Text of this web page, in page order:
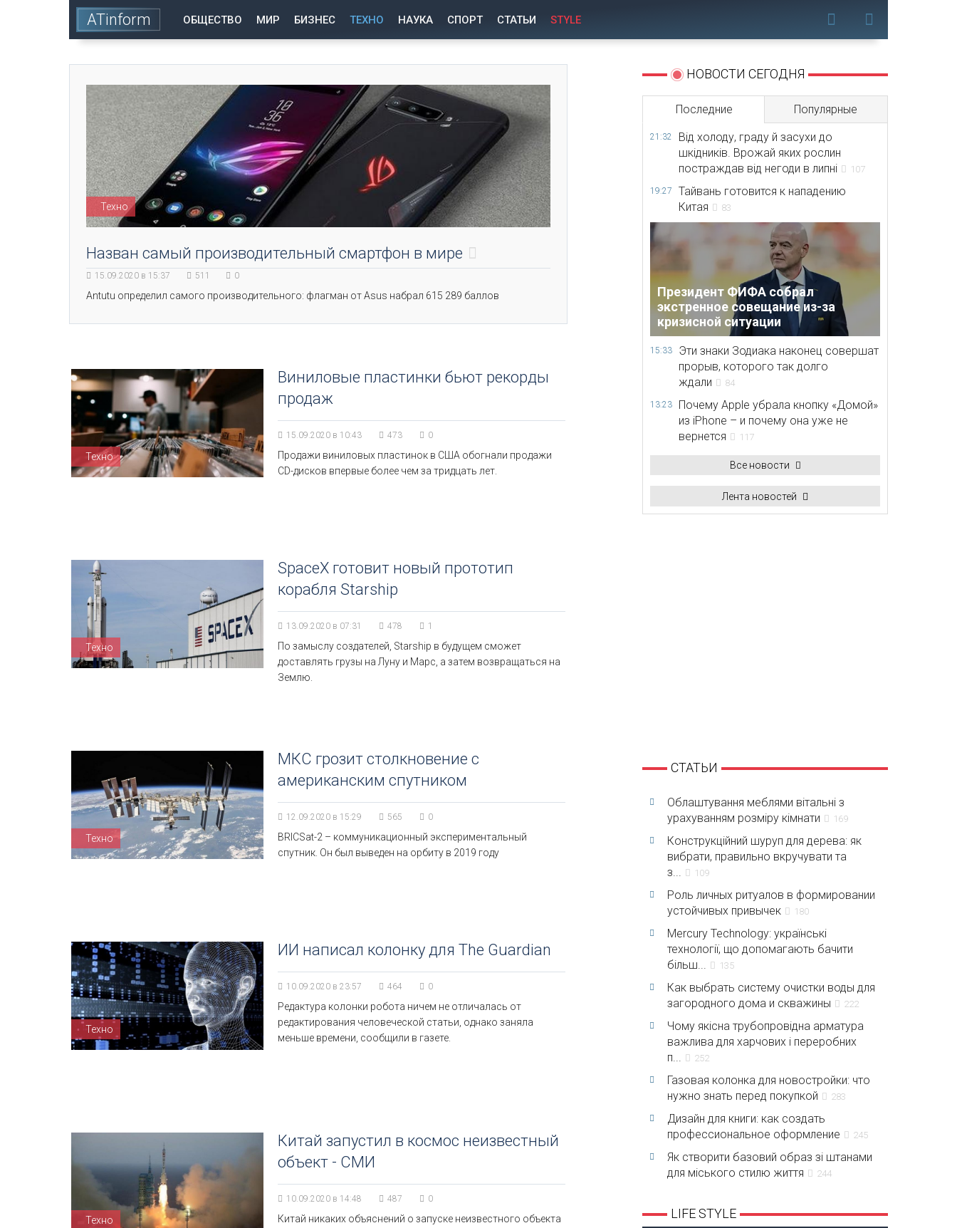
ATinform ОБЩЕСТВО МИР БИЗНЕС ТЕХНО НАУКА СПОРТ СТАТЬИ STYLE
Техно
Назван самый производительный смартфон в мире
15.09.2020 в 15:37 511 0
Аntutu определил самого производительного: флагман от Asus набрал 615 289 баллов
Техно
Виниловые пластинки бьют рекорды
продаж
15.09.2020 в 10:43 473 0
Продажи виниловых пластинок в США обогнали продажи
CD-дисков впервые более чем за тридцать лет.
Техно
SpaceX готовит новый прототип
корабля Starship
13.09.2020 в 07:31 478 1
По замыслу создателей, Starship в будущем сможет
доставлять грузы на Луну и Марс, а затем возвращаться на
Землю.
Техно
МКС грозит столкновение с
американским спутником
12.09.2020 в 15:29 565 0
BRICSat-2 – коммуникационный экспериментальный
спутник. Он был выведен на орбиту в 2019 году
Техно
ИИ написал колонку для The Guardian
10.09.2020 в 23:57 464 0
Редактура колонки робота ничем не отличалась от
редактирования человеческой статьи, однако заняла
меньше времени, сообщили в газете.
Техно
Китай запустил в космос неизвестный
объект - СМИ
10.09.2020 в 14:48 487 0
Китай никаких объяснений о запуске неизвестного объекта
НОВОСТИ СЕГОДНЯ
Последние Популярные
21:32
Від холоду, граду й засухи до
шкідників. Врожай яких рослин
постраждав від негоди в липні
107
19:27
Тайвань готовится к нападению
Китая
83
Президент ФИФА собрал
экстренное совещание из-за
кризисной ситуации
15:33
Эти знаки Зодиака наконец совершат
прорыв, которого так долго
ждали
84
13:23
Почему Apple убрала кнопку «Домой»
из iPhone – и почему она уже не
вернется
117
Все новости
Лента новостей
СТАТЬИ
Облаштування меблями вітальні з
урахуванням розміру кімнати
169
Конструкційний шуруп для дерева: як
вибрати, правильно вкручувати та
з...
109
Роль личных ритуалов в формировании
устойчивых привычек
180
Mercury Technology: українські
технології, що допомагають бачити
більш...
135
Как выбрать систему очистки воды для
загородного дома и скважины
222
Чому якісна трубопровідна арматура
важлива для харчових і переробних
п...
252
Газовая колонка для новостройки: что
нужно знать перед покупкой
283
Дизайн для книги: как создать
профессиональное оформление
245
Як створити базовий образ зі штанами
для міського стилю життя
244
LIFE STYLE